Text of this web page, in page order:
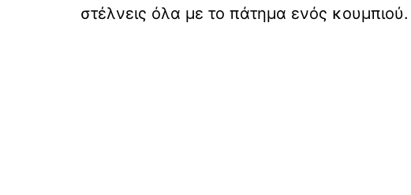
στέλνεις όλα με το πάτημα ενός κουμπιού.